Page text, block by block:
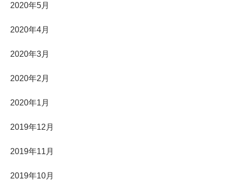
2020年5月
2020年4月
2020年3月
2020年2月
2020年1月
2019年12月
2019年11月
2019年10月